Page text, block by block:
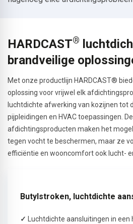
HARDCAST®
brandveilige
Met onze productlijn HARDCAST®
oplossing voor vrijwel elk
luchtdichte afwerking van kozijnen tot
pijpleidingen en HVAC toepassingen.
afdichtingsproducten maken het
tegen vocht te beschermen, maar ze
efficiëntie en wooncomfort ook lucht-
Butylstroken, luchtdichte
✓
Luchtdichte aansluitingen in